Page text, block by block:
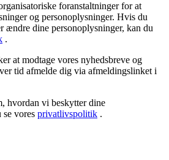
foranstaltninger for at
og personoplysninger. Hvis du
ændre dine personoplysninger, kan du
.
at modtage vores nyhedsbreve og
tid afmelde dig via afmeldingslinket i
hvordan vi beskytter dine
se vores privatlivspolitik .